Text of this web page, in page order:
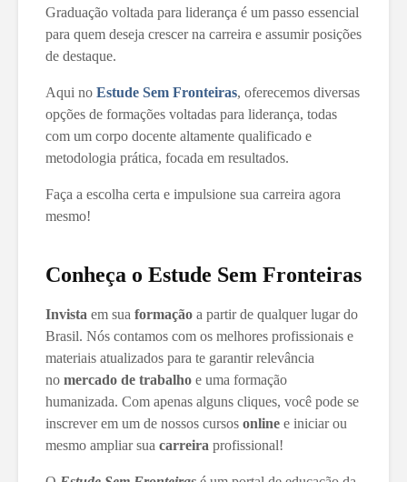
Graduação voltada para liderança é um passo essencial
para quem deseja crescer na carreira e assumir posições
de destaque.
Aqui no Estude Sem Fronteiras, oferecemos diversas
opções de formações voltadas para liderança, todas
com um corpo docente altamente qualificado e
metodologia prática, focada em resultados.
Faça a escolha certa e impulsione sua carreira agora
mesmo!
Conheça o Estude Sem Fronteiras
Invista em sua formação a partir de qualquer lugar do
Brasil. Nós contamos com os melhores profissionais e
materiais atualizados para te garantir relevância
no mercado de trabalho e uma formação
humanizada. Com apenas alguns cliques, você pode se
inscrever em um de nossos cursos online e iniciar ou
mesmo ampliar sua carreira profissional!